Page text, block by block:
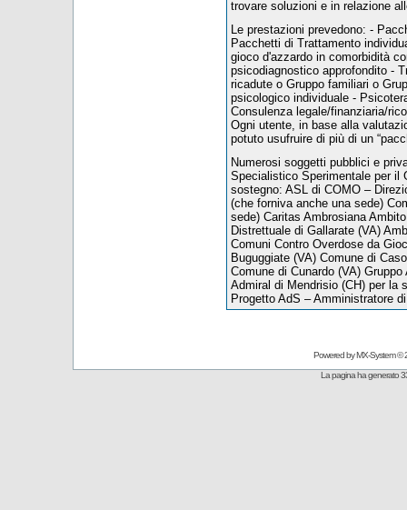
trovare soluzioni e in relazione
Le prestazioni prevedono: -
Pacchetti di Trattamento
gioco d'azzardo in comorbidità
psicodiagnostico approfondito -
ricadute o Gruppo familiari o
psicologico individuale -
Consulenza legale/finanziaria/
Ogni utente, in base alla
potuto usufruire di più di un
Numerosi soggetti pubblici e
Specialistico Sperimentale per il
sostegno: ASL di COMO –
(che forniva anche una sede)
sede) Caritas Ambrosiana
Distrettuale di Gallarate (VA)
Comuni Contro Overdose da
Buguggiate (VA) Comune di
Comune di Cunardo (VA)
Admiral di Mendrisio (CH) per la
Progetto AdS – Amministratore
Powered byMX-System©
La pagina ha generato